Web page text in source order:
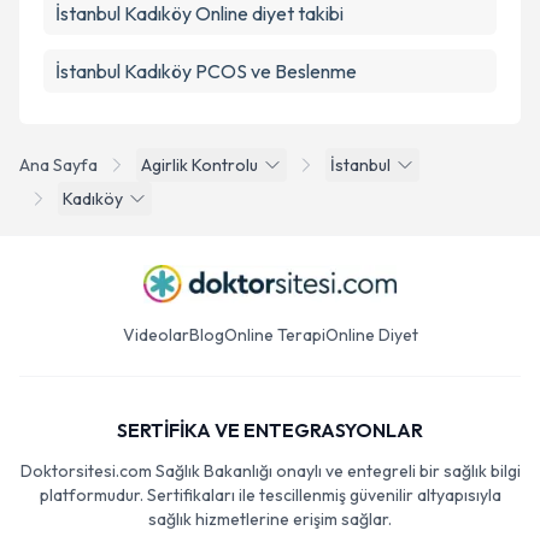
Ana Sayfa Agirlik Kontrolu
İstanbul
Kadıköy
İstanbul Kadıköy Online diyet takibi
İstanbul Kadıköy PCOS ve Beslenme
VideolarBlogOnline TerapiOnline Diyet
SERTİFİKA VE ENTEGRASYONLAR
Doktorsitesi.com Sağlık Bakanlığı onaylı ve entegreli bir sağlık bilgi
platformudur. Sertifikaları ile tescillenmiş güvenilir altyapısıyla
sağlık hizmetlerine erişim sağlar.